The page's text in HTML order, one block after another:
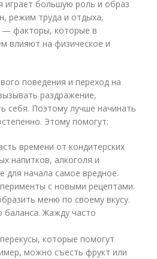
играет большую роль и образ
режим труда и отдыха,
— факторы, которые в
влияют на физическое и
поведения и переход на
раздражение,
себя. Поэтому лучше начинать
Этому помогут:
времени от кондитерских
напитков, алкоголя и
для начала самое вредное.
с новыми рецептами.
меню по своему вкусу.
Жажду часто
которые помогут
можно съесть фрукт или